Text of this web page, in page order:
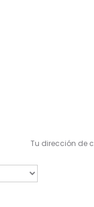
Tu dirección de